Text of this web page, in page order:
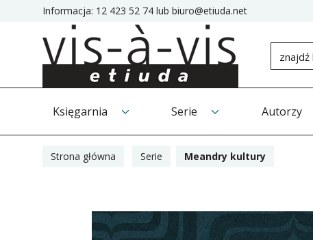
Informacja: 12 423 52 74 lub biuro@etiuda.net
Księgarnia Serie Autorzy
Strona główna Serie Meandry kultury